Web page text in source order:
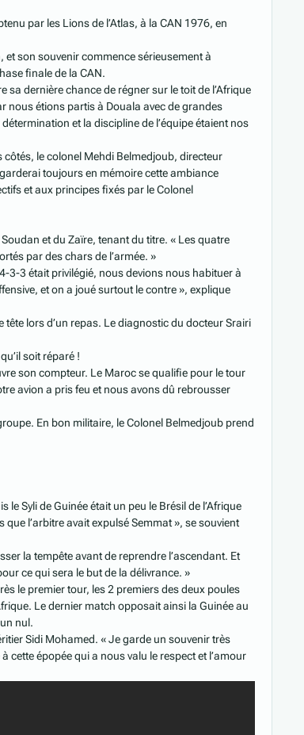
par les Lions de l’Atlas, à la CAN 1976, en
et son souvenir commence sérieusement à
finale de la CAN.
dernière chance de régner sur le toit de l’Afrique
nous étions partis à Douala avec de grandes
et la discipline de l’équipe étaient nos
le colonel Mehdi Belmedjoub, directeur
toujours en mémoire cette ambiance
et aux principes fixés par le Colonel
et du Zaïre, tenant du titre. « Les quatre
par des chars de l’armée. »
3-3 était privilégié, nous devions nous habituer à
et on a joué surtout le contre », explique
lors d’un repas. Le diagnostic du docteur Srairi
soit réparé !
son compteur. Le Maroc se qualifie pour le tour
avion a pris feu et nous avons dû rebrousser
En bon militaire, le Colonel Belmedjoub prend
Syli de Guinée était un peu le Brésil de l’Afrique
l’arbitre avait expulsé Semmat », se souvient
la tempête avant de reprendre l’ascendant. Et
ce qui sera le but de la délivrance. »
le premier tour, les 2 premiers des deux poules
Le dernier match opposait ainsi la Guinée au
nul.
Sidi Mohamed. « Je garde un souvenir très
cette épopée qui a nous valu le respect et l’amour